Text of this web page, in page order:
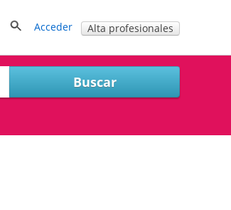
Acceder Alta profesionales